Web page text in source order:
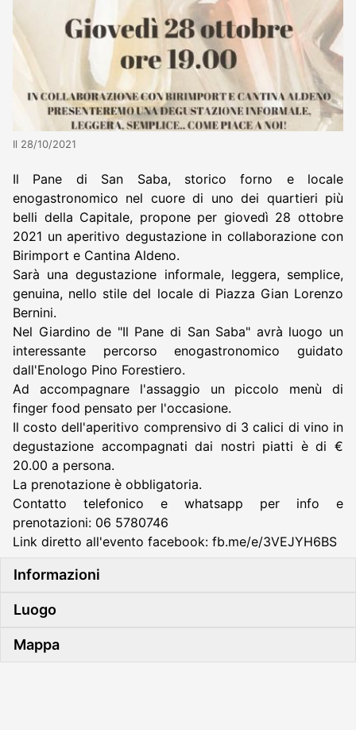
Il 28/10/2021
Il Pane di San Saba, storico forno e locale
enogastronomico nel cuore di uno dei quartieri più
belli della Capitale, propone per giovedì 28 ottobre
2021 un aperitivo degustazione in collaborazione con
Birimport e Cantina Aldeno.
Sarà una degustazione informale, leggera, semplice,
genuina, nello stile del locale di Piazza Gian Lorenzo
Bernini.
Nel Giardino de "Il Pane di San Saba" avrà luogo un
interessante percorso enogastronomico guidato
dall'Enologo Pino Forestiero.
Ad accompagnare l'assaggio un piccolo menù di
finger food pensato per l'occasione.
Il costo dell'aperitivo comprensivo di 3 calici di vino in
degustazione accompagnati dai nostri piatti è di €
20.00 a persona.
La prenotazione è obbligatoria.
Contatto telefonico e whatsapp per info e
prenotazioni: 06 5780746
Link diretto all'evento facebook: fb.me/e/3VEJYH6BS
Informazioni
Luogo
Mappa